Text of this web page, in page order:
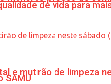
e mutirão de limpeza
de vida para
SAMU